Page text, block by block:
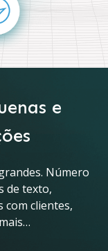
e
Número
de texto,
com clientes,